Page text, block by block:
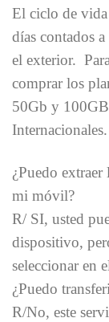
El ciclo de vida
días contados
el exterior.
comprar los
50Gb y
Internacionales.
¿Puedo
mi móvil?
R/ SI, usted
dispositivo,
seleccionar en
¿Puedo
R/No, este